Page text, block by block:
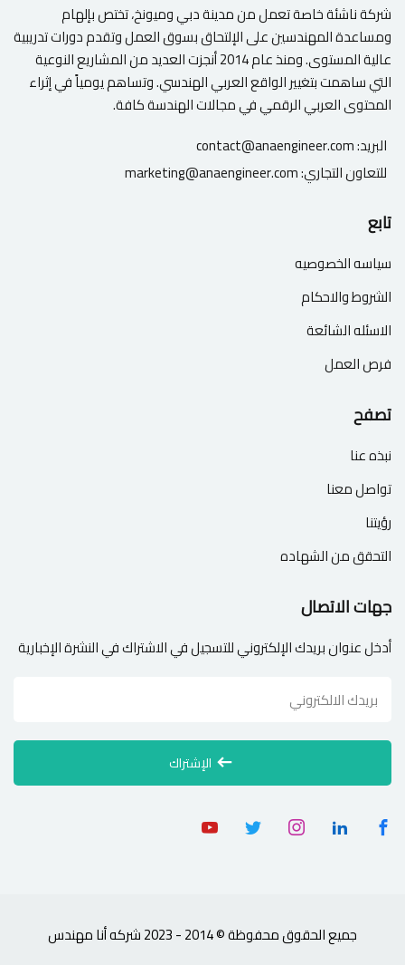
شركة ناشئة خاصة تعمل من مدينة دبي وميونخ، تختص بإلهام
ومساعدة المهندسين على الإلتحاق بسوق العمل وتقدم دورات تدريبية
عالية المستوى. ومنذ عام 2014 أنجزت العديد من المشاريع النوعية
التي ساهمت بتغيير الواقع العربي الهندسي. وتساهم يومياً في إثراء
المحتوى العربي الرقمي في مجالات الهندسة كافة.
البريد:contact@anaengineer.com
للتعاون التجاري:marketing@anaengineer.com
تابع
سياسه الخصوصيه
الشروط والاحكام
الاسئله الشائعة
فرص العمل
تصفح
نبذه عنا
تواصل معنا
رؤيتنا
التحقق من الشهاده
جهات الاتصال
أدخل عنوان بريدك الإلكتروني للتسجيل في الاشتراك في النشرة الإخبارية
الإشتراك
جميع الحقوق محفوظة © 2014 - 2023 شركه أنا مهندس